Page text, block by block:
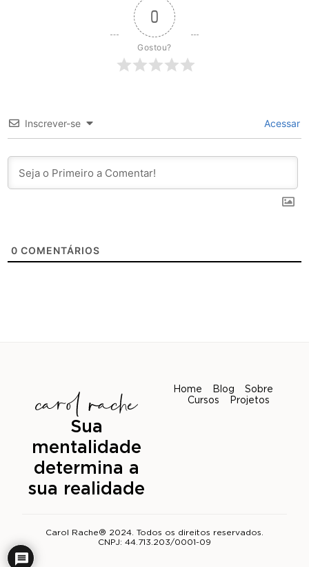
0
Gostou?
Inscrever-se Acessar
0 COMENTÁRIOS
Sua
mentalidade
determina a
sua realidade
Home Blog
Sobre
Cursos
Projetos
Carol Rache® 2024. Todos os direitos reservados.
CNPJ: 44.713.203/0001-09